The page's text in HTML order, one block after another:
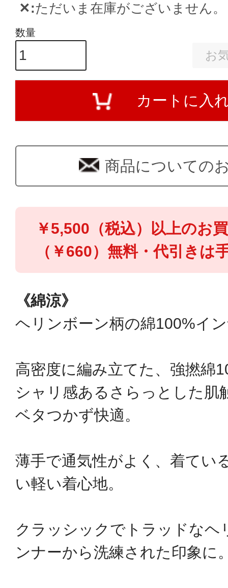
✕ ただいま在庫がございません。
お
カートに入
商品についての
￥5,500（税込）以上のお
（￥660）無料・代引きは
《綿涼》
ヘリンボーン柄の綿100%イ
高密度に編み立てた、強撚綿
シャリ感あるさらっとした肌
ベタつかず快適。
薄手で通気性がよく、着てい
い軽い着心地。
クラッシックでトラッドなヘ
ンナーから洗練された印象に